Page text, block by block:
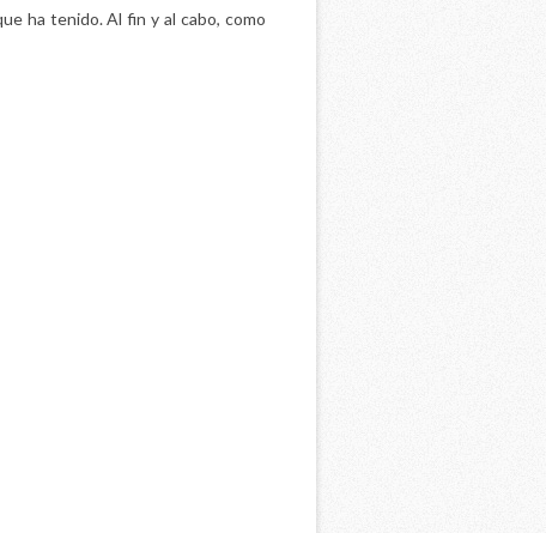
ha tenido. Al fin y al cabo, como